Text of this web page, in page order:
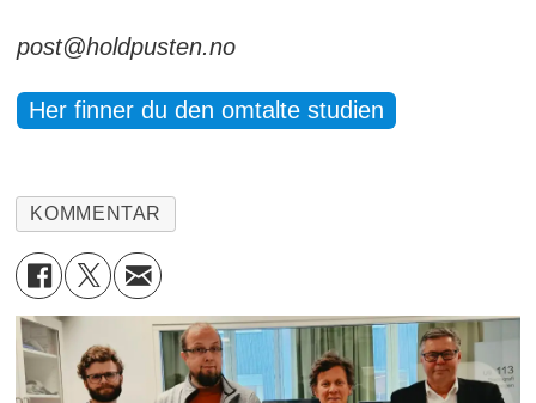
post@holdpusten.no
Her finner du den omtalte studien
KOMMENTAR